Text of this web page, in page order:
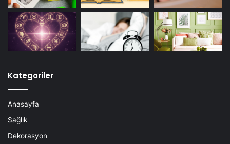
Kategoriler
Anasayfa
Sağlık
Dekorasyon